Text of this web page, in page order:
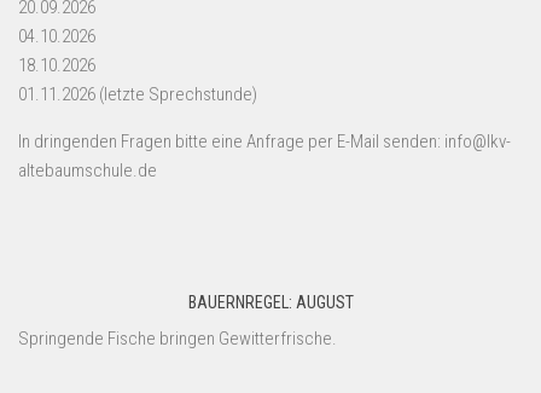
20.09.2026
04.10.2026
18.10.2026
01.11.2026 (letzte Sprechstunde)
In dringenden Fragen bitte eine Anfrage per E-Mail senden: info@lkv-
altebaumschule.de
BAUERNREGEL: AUGUST
Springende Fische bringen Gewitterfrische.